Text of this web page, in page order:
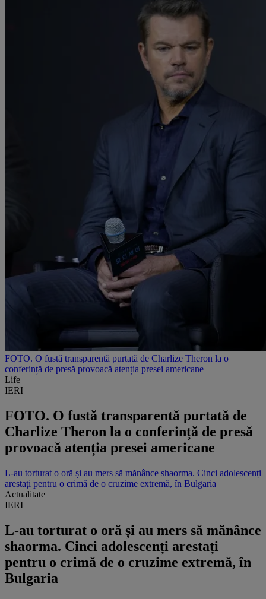
FOTO. O fustă transparentă purtată de Charlize Theron la o
conferință de presă provoacă atenția presei americane
Life
IERI
FOTO. O fustă transparentă purtată de
Charlize Theron la o conferință de presă
provoacă atenția presei americane
L-au torturat o oră și au mers să mănânce shaorma. Cinci adolescenți
arestați pentru o crimă de o cruzime extremă, în Bulgaria
Actualitate
IERI
L-au torturat o oră și au mers să mănânce
shaorma. Cinci adolescenți arestați
pentru o crimă de o cruzime extremă, în
Bulgaria